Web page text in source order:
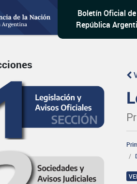
Boletín Oficial
República